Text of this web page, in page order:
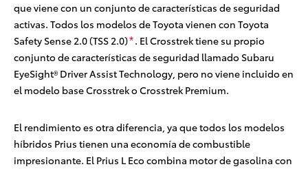
que viene con un conjunto de características de seguridad
activas. Todos los modelos de Toyota vienen con Toyota
Safety Sense 2.0 (TSS 2.0)*. El Crosstrek tiene su propio
conjunto de características de seguridad llamado Subaru
EyeSight® Driver Assist Technology, pero no viene incluido en
el modelo base Crosstrek o Crosstrek Premium.
El rendimiento es otra diferencia, ya que todos los modelos
híbridos Prius tienen una economía de combustible
impresionante. El Prius L Eco combina motor de gasolina con